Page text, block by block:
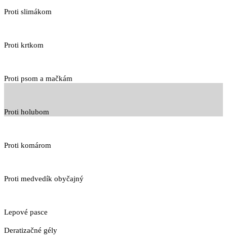
Proti slimákom
Proti krtkom
Proti psom a mačkám
Proti holubom
Proti komárom
Proti medvedík obyčajný
Lepové pasce
Deratizačné gély